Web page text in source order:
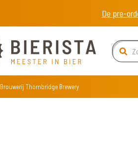
De pre-
Brouwerij Thornbridge Brewery